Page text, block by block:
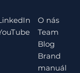
O nás
Team
Blog
Brand
manuál